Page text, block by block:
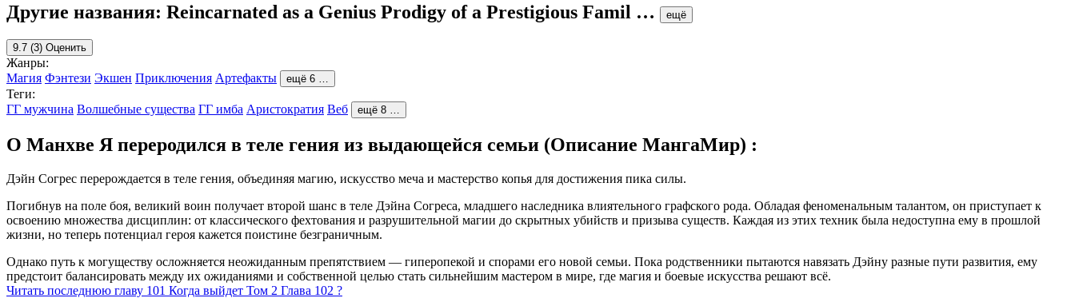
Другие названия: Reincarnated as a Genius Prodigy of a Prestigious Famil … ещё
9.7 (3) Оценить
Жанры:
Магия Фэнтези Экшен Приключения Артефакты ещё 6 …
Теги:
ГГ мужчина Волшебные существа ГГ имба Аристократия Веб ещё 8 …
О Манхве Я переродился в теле гения из выдающейся семьи (Описание МангаМир) :
Дэйн Согрес перерождается в теле гения, объединяя магию, искусство меча и мастерство копья для достижения пика силы.
Погибнув на поле боя, великий воин получает второй шанс в теле Дэйна Согреса, младшего наследника влиятельного графского рода. Обладая феноменальным талантом, он приступает к
освоению множества дисциплин: от классического фехтования и разрушительной магии до скрытных убийств и призыва существ. Каждая из этих техник была недоступна ему в прошлой
жизни, но теперь потенциал героя кажется поистине безграничным.
Однако путь к могуществу осложняется неожиданным препятствием — гиперопекой и спорами его новой семьи. Пока родственники пытаются навязать Дэйну разные пути развития, ему
предстоит балансировать между их ожиданиями и собственной целью стать сильнейшим мастером в мире, где магия и боевые искусства решают всё.
Читать последнюю главу 101 Когда выйдет Том 2 Глава 102 ?